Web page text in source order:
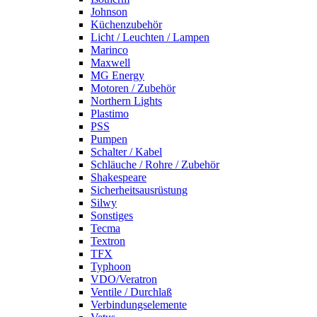
Johnson
Küchenzubehör
Licht / Leuchten / Lampen
Marinco
Maxwell
MG Energy
Motoren / Zubehör
Northern Lights
Plastimo
PSS
Pumpen
Schalter / Kabel
Schläuche / Rohre / Zubehör
Shakespeare
Sicherheitsausrüstung
Silwy
Sonstiges
Tecma
Textron
TFX
Typhoon
VDO/Veratron
Ventile / Durchlaß
Verbindungselemente